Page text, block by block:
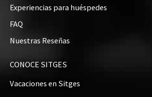
Experiencias para huéspedes
FAQ
Nuestras Reseñas
CONOCE SITGES
Vacaciones en Sitges